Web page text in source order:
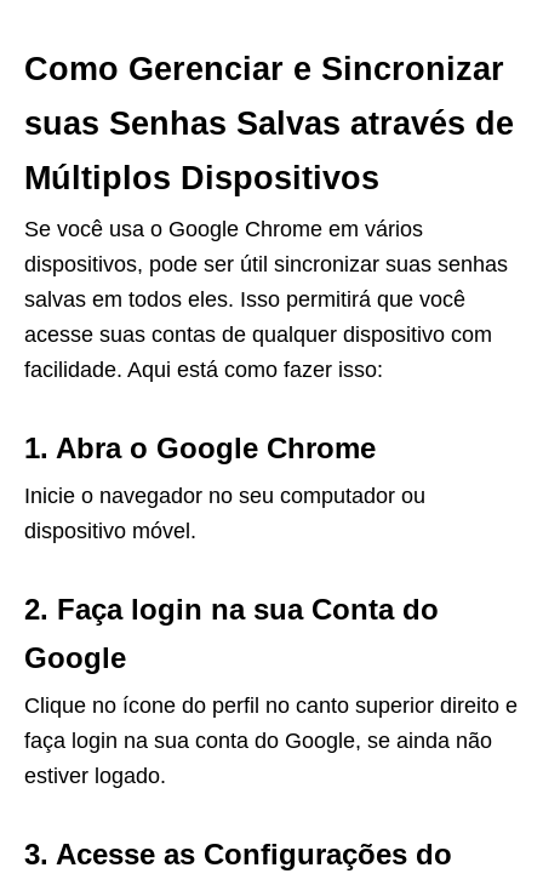
Como Gerenciar e Sincronizar
suas Senhas Salvas através de
Múltiplos Dispositivos
Se você usa o Google Chrome em vários
dispositivos, pode ser útil sincronizar suas senhas
salvas em todos eles. Isso permitirá que você
acesse suas contas de qualquer dispositivo com
facilidade. Aqui está como fazer isso:
1. Abra o Google Chrome
Inicie o navegador no seu computador ou
dispositivo móvel.
2. Faça login na sua Conta do
Google
Clique no ícone do perfil no canto superior direito e
faça login na sua conta do Google, se ainda não
estiver logado.
3. Acesse as Configurações do